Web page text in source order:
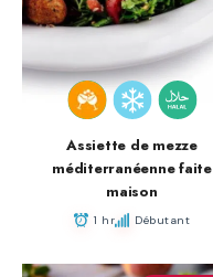
Assiette de mezze
méditerranéenne faite
maison
1 hr Débutant